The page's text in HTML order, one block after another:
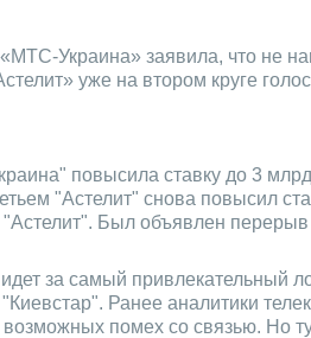
Украина» заявила, что не
уже на втором круге
повысила ставку до 3
"Астелит" снова повысил
Был объявлен перерыв
за самый
Ранее аналитики
помех со связью. Но